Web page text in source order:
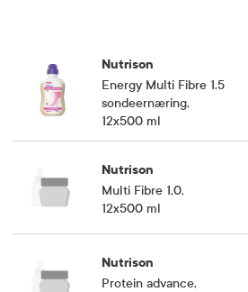
Nutrison
Energy Multi Fibre 1.5
sondeernæring,
12x500 ml
Nutrison
Multi Fibre 1,0,
12x500 ml
Nutrison
Protein advance,